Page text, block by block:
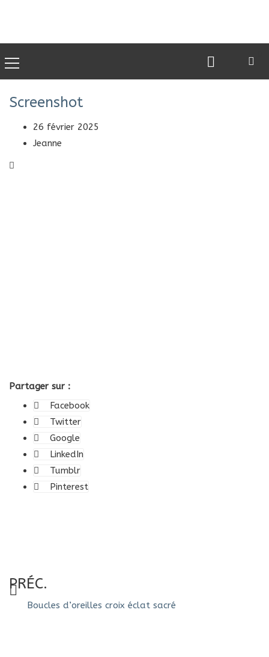
Screenshot
26 février 2025
Jeanne
Partager sur :
Facebook
Twitter
Google
LinkedIn
Tumblr
Pinterest
PRÉC.
Boucles d’oreilles croix éclat sacré